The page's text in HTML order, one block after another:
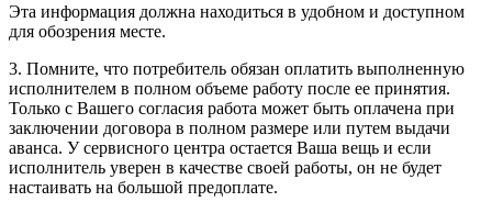
Эта информация должна находиться в удобном и доступном
для обозрения месте.
3. Помните, что потребитель обязан оплатить выполненную
исполнителем в полном объеме работу после ее принятия.
Только с Вашего согласия работа может быть оплачена при
заключении договора в полном размере или путем выдачи
аванса. У сервисного центра остается Ваша вещь и если
исполнитель уверен в качестве своей работы, он не будет
настаивать на большой предоплате.